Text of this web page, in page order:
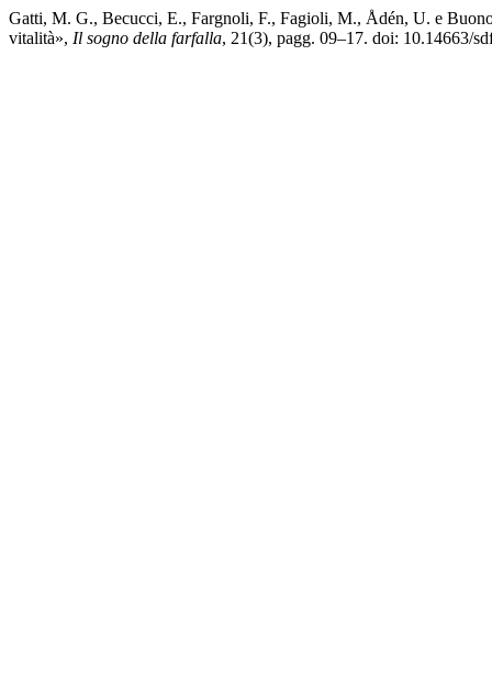
Gatti, M. G., Becucci, E., Fargnoli, F., Fagioli, M., Ådén, U. e
vitalità», Il sogno della farfalla, 21(3), pagg. 09–17. doi: 10.14663/